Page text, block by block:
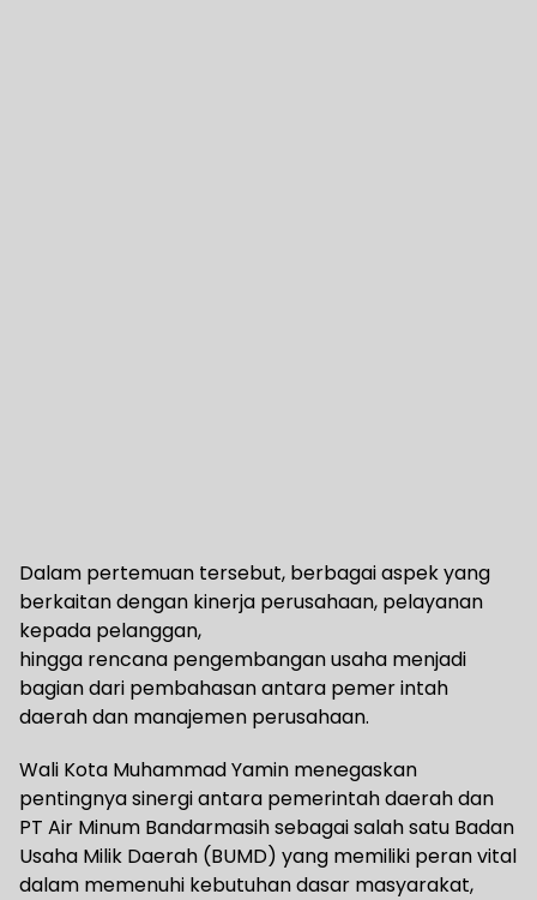
Dalam pertemuan tersebut, berbagai aspek yang
berkaitan dengan kinerja perusahaan, pelayanan
kepada pelanggan,
hingga rencana pengembangan usaha menjadi
bagian dari pembahasan antara pemer intah
daerah dan manajemen perusahaan.
Wali Kota Muhammad Yamin menegaskan
pentingnya sinergi antara pemerintah daerah dan
PT Air Minum Bandarmasih sebagai salah satu Badan
Usaha Milik Daerah (BUMD) yang memiliki peran vital
dalam memenuhi kebutuhan dasar masyarakat,